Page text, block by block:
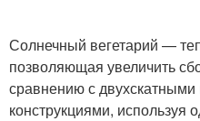
Солнечный вегетарий —
позволяющая увеличить
сравнению с
конструкциями, используя